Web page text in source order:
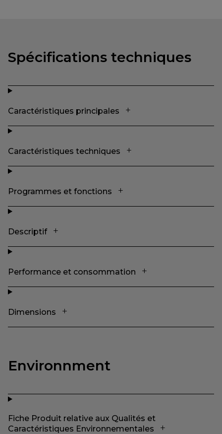
Spécifications techniques
Caractéristiques principales
Caractéristiques techniques
Programmes et fonctions
Descriptif
Performance et consommation
Dimensions
Environnment
Fiche Produit relative aux Qualités et
Caractéristiques Environnementales